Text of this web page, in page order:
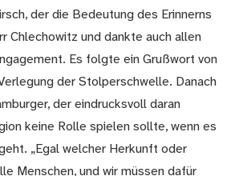
der die Bedeutung des Erinnerns
Chlechowitz und dankte auch allen
Es folgte ein Grußwort von
der Stolperschwelle. Danach
der eindrucksvoll daran
keine Rolle spielen sollte, wenn es
„Egal welcher Herkunft oder
Menschen, und wir müssen dafür